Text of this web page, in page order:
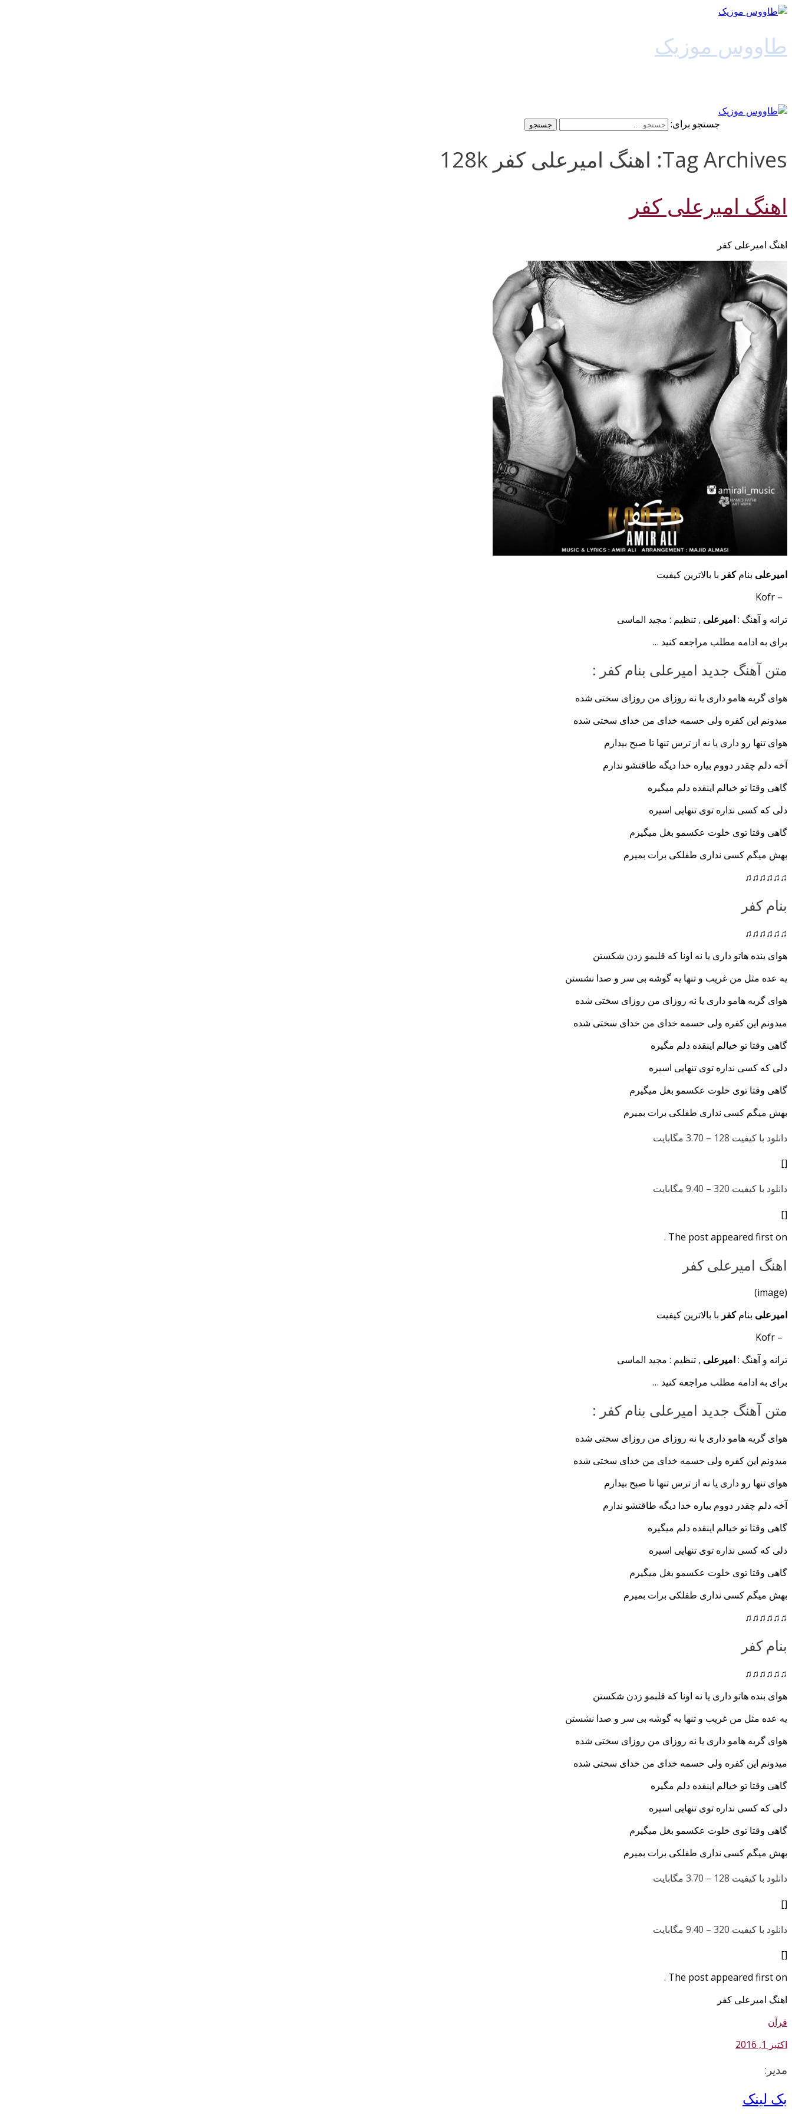
طاووس موزیک
جستجو برای:
Tag Archives: اهنگ امیرعلی کفر 128k
اهنگ امیرعلی کفر
اهنگ امیرعلی کفر
امیرعلی بنامکفر با بالاترین کیفیت
– Kofr
ترانه و آهنگ :امیرعلی , تنظیم : مجید الماسی
برای به ادامه مطلب مراجعه کنید …
متن آهنگ جدید امیرعلی بنام کفر :
هوای گریه هامو داری یا نه روزای من روزای سختی شده
میدونم این کفره ولی حسمه خدای من خدای سختی شده
هوای تنها رو داری یا نه از ترس تنها تا صبح بیدارم
آخه دلم چقدر دووم بیاره خدا دیگه طاقتشو ندارم
گاهی وقتا تو خیالم اینقده دلم میگیره
دلی که کسی نداره توی تنهایی اسیره
گاهی وقتا توی خلوت عکسمو بغل میگیرم
بهش میگم کسی نداری طفلکی برات بمیرم
♫♫♫♫♫♫
بنام کفر
♫♫♫♫♫♫
هوای بنده هاتو داری یا نه اونا که قلبمو زدن شکستن
یه عده مثل من غریب و تنها یه گوشه بی سر و صدا نشستن
هوای گریه هامو داری یا نه روزای من روزای سختی شده
میدونم این کفره ولی حسمه خدای من خدای سختی شده
گاهی وقتا تو خیالم اینقده دلم مگیره
دلی که کسی نداره توی تنهایی اسیره
گاهی وقتا توی خلوت عکسمو بغل میگیرم
بهش میگم کسی نداری طفلکی برات بمیرم
دانلود با کیفیت 128 –
3.70 مگابایت
[]
دانلود با کیفیت 320 –
9.40 مگابایت
[]
The post appeared first on .
اهنگ امیرعلی کفر
(image)
امیرعلی بنامکفر با بالاترین کیفیت
– Kofr
ترانه و آهنگ :امیرعلی , تنظیم : مجید الماسی
برای به ادامه مطلب مراجعه کنید …
متن آهنگ جدید امیرعلی بنام کفر :
هوای گریه هامو داری یا نه روزای من روزای سختی شده
میدونم این کفره ولی حسمه خدای من خدای سختی شده
هوای تنها رو داری یا نه از ترس تنها تا صبح بیدارم
آخه دلم چقدر دووم بیاره خدا دیگه طاقتشو ندارم
گاهی وقتا تو خیالم اینقده دلم میگیره
دلی که کسی نداره توی تنهایی اسیره
گاهی وقتا توی خلوت عکسمو بغل میگیرم
بهش میگم کسی نداری طفلکی برات بمیرم
♫♫♫♫♫♫
بنام کفر
♫♫♫♫♫♫
هوای بنده هاتو داری یا نه اونا که قلبمو زدن شکستن
یه عده مثل من غریب و تنها یه گوشه بی سر و صدا نشستن
هوای گریه هامو داری یا نه روزای من روزای سختی شده
میدونم این کفره ولی حسمه خدای من خدای سختی شده
گاهی وقتا تو خیالم اینقده دلم مگیره
دلی که کسی نداره توی تنهایی اسیره
گاهی وقتا توی خلوت عکسمو بغل میگیرم
بهش میگم کسی نداری طفلکی برات بمیرم
دانلود با کیفیت 128 –
3.70 مگابایت
[]
دانلود با کیفیت 320 –
9.40 مگابایت
[]
The post appeared first on .
اهنگ امیرعلی کفر
قرآن
اکتبر 1, 2016
مدیر:
بک لینک